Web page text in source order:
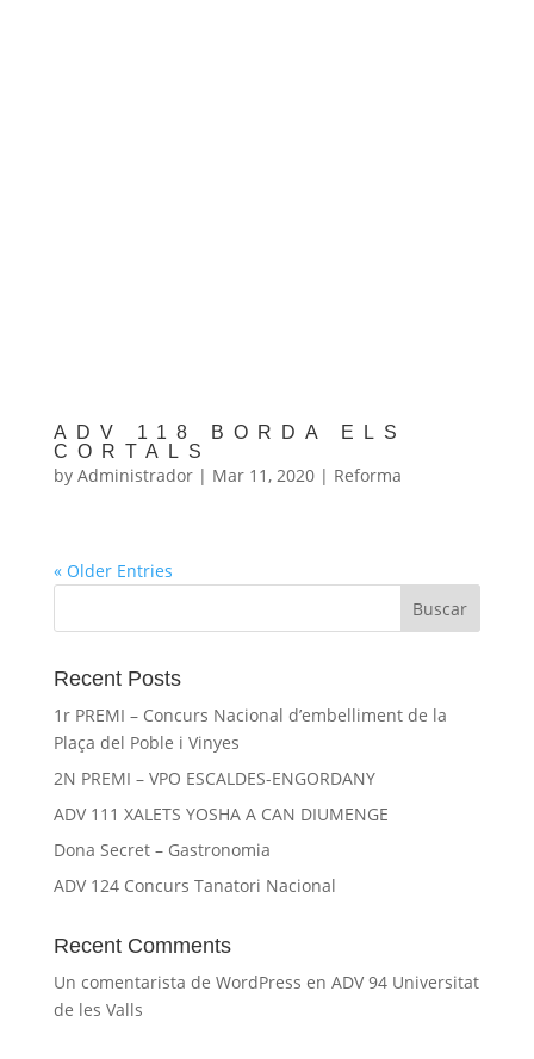
ADV 118 BORDA ELS
CORTALS
by Administrador| Mar 11, 2020| Reforma
« Older Entries
Recent Posts
1r PREMI – Concurs Nacional d’embelliment de la
Plaça del Poble i Vinyes
2N PREMI – VPO ESCALDES-ENGORDANY
ADV 111 XALETS YOSHA A CAN DIUMENGE
Dona Secret – Gastronomia
ADV 124 Concurs Tanatori Nacional
Recent Comments
Un comentarista de WordPress en ADV 94 Universitat
de les Valls